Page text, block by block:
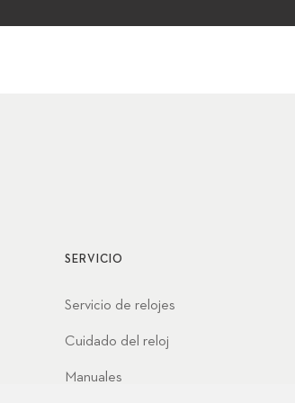
SERVICIO
Servicio de relojes
Cuidado del reloj
Manuales